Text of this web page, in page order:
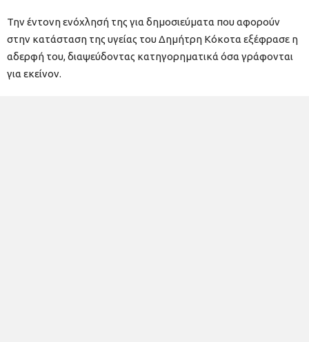
Την έντονη ενόχλησή της για δημοσιεύματα που αφορούν
στην κατάσταση της υγείας του Δημήτρη Κόκοτα εξέφρασε η
αδερφή του, διαψεύδοντας κατηγορηματικά όσα γράφονται
για εκείνον.